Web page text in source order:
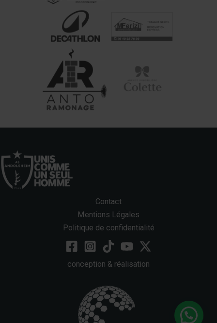
Contact
Mentions Légales
Politique de confidentialité
conception & réalisation